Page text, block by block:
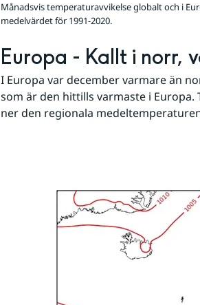
Månadsvis temperaturavvikelse globalt och i
medelvärdet för 1991-2020.
Europa - Kallt i norr,
I Europa var december varmare än
som är den hittills varmaste i
ner den regionala